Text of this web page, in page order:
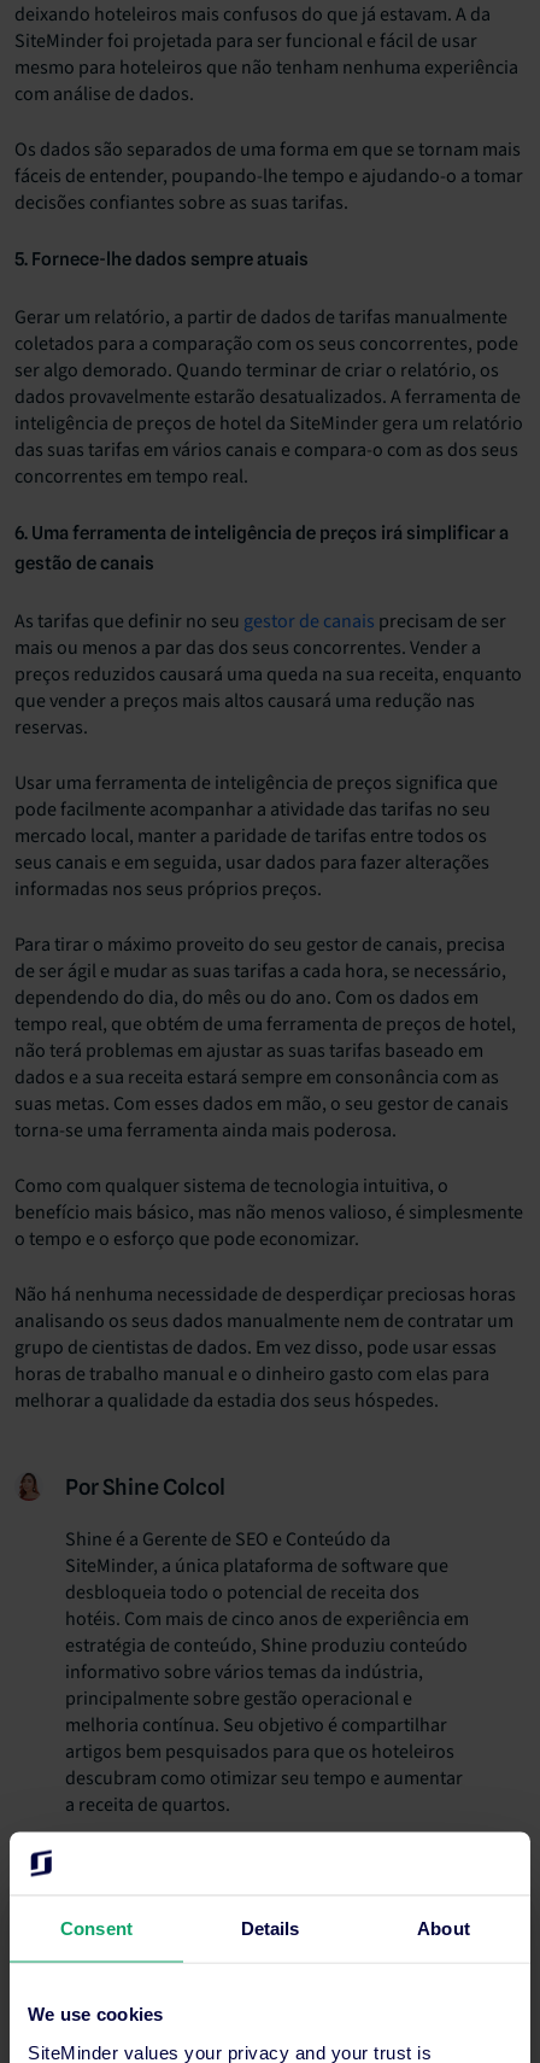
Consent Details About
We use cookies
SiteMinder values your privacy and your trust is
deixando hoteleiros mais confusos do que já estavam. A da
SiteMinder foi projetada para ser funcional e fácil de usar
mesmo para hoteleiros que não tenham nenhuma experiência
com análise de dados.
Os dados são separados de uma forma em que se tornam mais
fáceis de entender, poupando-lhe tempo e ajudando-o a tomar
decisões confiantes sobre as suas tarifas.
5. Fornece-lhe dados sempre atuais
Gerar um relatório, a partir de dados de tarifas manualmente
coletados para a comparação com os seus concorrentes, pode
ser algo demorado. Quando terminar de criar o relatório, os
dados provavelmente estarão desatualizados. A ferramenta de
inteligência de preços de hotel da SiteMinder gera um relatório
das suas tarifas em vários canais e compara-o com as dos seus
concorrentes em tempo real.
6. Uma ferramenta de inteligência de preços irá simplificar a
gestão de canais
As tarifas que definir no seu gestor de canais precisam de ser
mais ou menos a par das dos seus concorrentes. Vender a
preços reduzidos causará uma queda na sua receita, enquanto
que vender a preços mais altos causará uma redução nas
reservas.
Usar uma ferramenta de inteligência de preços significa que
pode facilmente acompanhar a atividade das tarifas no seu
mercado local, manter a paridade de tarifas entre todos os
seus canais e em seguida, usar dados para fazer alterações
informadas nos seus próprios preços.
Para tirar o máximo proveito do seu gestor de canais, precisa
de ser ágil e mudar as suas tarifas a cada hora, se necessário,
dependendo do dia, do mês ou do ano. Com os dados em
tempo real, que obtém de uma ferramenta de preços de hotel,
não terá problemas em ajustar as suas tarifas baseado em
dados e a sua receita estará sempre em consonância com as
suas metas. Com esses dados em mão, o seu gestor de canais
torna-se uma ferramenta ainda mais poderosa.
Como com qualquer sistema de tecnologia intuitiva, o
benefício mais básico, mas não menos valioso, é simplesmente
o tempo e o esforço que pode economizar.
Não há nenhuma necessidade de desperdiçar preciosas horas
analisando os seus dados manualmente nem de contratar um
grupo de cientistas de dados. Em vez disso, pode usar essas
horas de trabalho manual e o dinheiro gasto com elas para
melhorar a qualidade da estadia dos seus hóspedes.
Por Shine Colcol
Shine é a Gerente de SEO e Conteúdo da
SiteMinder, a única plataforma de software que
desbloqueia todo o potencial de receita dos
hotéis. Com mais de cinco anos de experiência em
estratégia de conteúdo, Shine produziu conteúdo
informativo sobre vários temas da indústria,
principalmente sobre gestão operacional e
melhoria contínua. Seu objetivo é compartilhar
artigos bem pesquisados para que os hoteleiros
descubram como otimizar seu tempo e aumentar
a receita de quartos.
Inscreva-se na Newsletter da Indústria SiteMinder.
Receba as últimas tendências e conselhos